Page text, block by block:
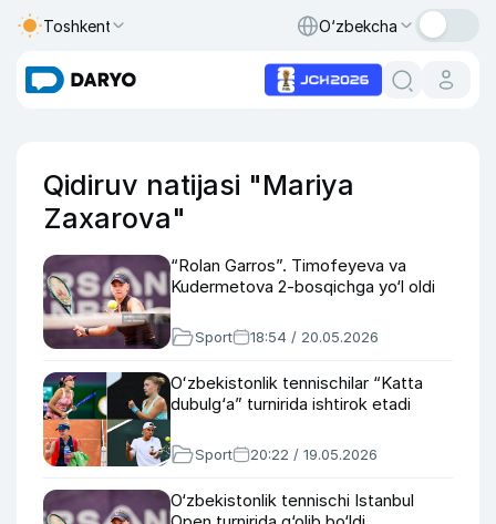
Toshkent O‘zbekcha
Qidiruv natijasi "Mariya
Zaxarova"
“Rolan Garros”. Timofeyeva va
Kudermetova 2-bosqichga yo‘l oldi
Sport 18:54 / 20.05.2026
Oʻzbekistonlik tennischilar “Katta
dubulg‘a” turnirida ishtirok etadi
Sport 20:22 / 19.05.2026
O‘zbekistonlik tennischi Istanbul